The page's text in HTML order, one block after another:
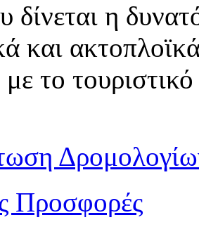
δίνεται η
και
το
Προσφορές